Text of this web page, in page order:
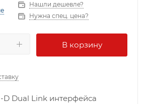
Нашли дешевле?
Нужна спец. цена?
В корзину
D Dual Link интерфейса